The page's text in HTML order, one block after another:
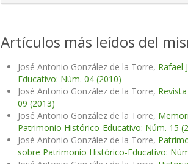
Artículos más leídos del
José Antonio González de la Torre, Rafael
Educativo: Núm. 04 (2010)
José Antonio González de la Torre,
09 (2013)
José Antonio González de la Torre,
Patrimonio Histórico-Educativo: Núm. 15
José Antonio González de la Torre,
sobre Patrimonio Histórico-Educativo: